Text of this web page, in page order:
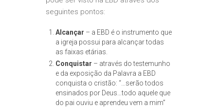
seguintes pontos:
Alcançar – a EBD é o instrumento que
a igreja possui para alcançar todas
as faixas etárias.
Conquistar – através do testemunho
e da exposição da Palavra a EBD
conquista o cristão: “…serão todos
ensinados por Deus…todo aquele que
do pai ouviu e aprendeu vem a mim”